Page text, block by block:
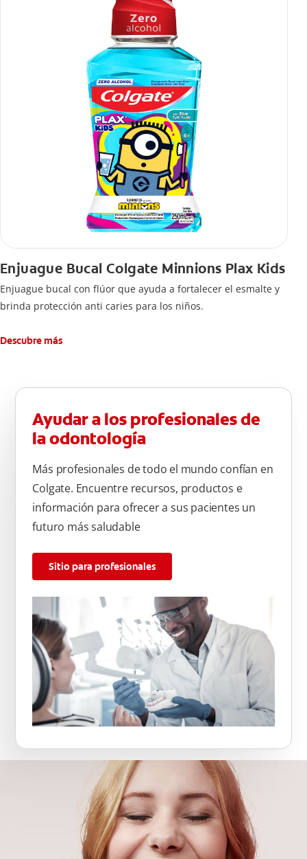
Enjuague Bucal Colgate Minnions Plax Kids
Enjuague bucal con flúor que ayuda a fortalecer el esmalte y
brinda protección anti caries para los niños.
Descubre más
Ayudar a los profesionales de
la odontología
Más profesionales de todo el mundo confían en
Colgate. Encuentre recursos, productos e
información para ofrecer a sus pacientes un
futuro más saludable
Sitio para profesionales